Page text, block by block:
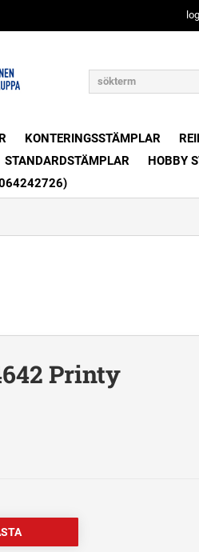
KONTERINGSSTÄMPLAR
STANDARDSTÄMPLAR
HOBBY
Printy